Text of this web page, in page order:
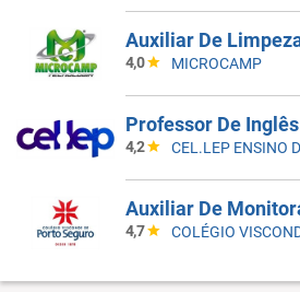
Auxiliar De
4,0 MICROCAMP
Professor De
4,2 CEL.LEP ENSINO
Auxiliar De
4,7 COLÉGIO